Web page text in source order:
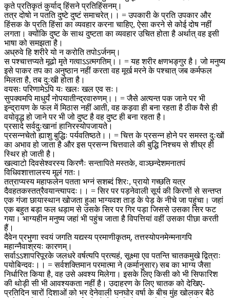
कृते प्रतिकृतं कुर्याद् हिंसने प्रतिहिंसनम्।
तत्र दोषो न पतति दुष्टे दुष्टं समाचरेत्।। = उपकारी के प्रति उपकार और
हिंसक के प्रति हिंसा का व्यवहार करना चाहिए, ऐसा करने से कोई दोष नहीं
लगता। क्योंकि दुष्ट के साथ दुष्टता का व्यवहार उचित होता है अर्थात् वह इसी
भाषा को समझता है।
अध्रुवे हि शरीरे यो न करोति तपोऽर्जनम्।
स पश्चात्तप्यते मूढो मृते गत्वाऽऽत्मगतिम्।। = यह शरीर क्षणभङ्गुर है। जो मनुष्य
इसे पाकर तप का अनुष्ठान नहीं करता वह मूर्ख मरने के पश्चात् जब कर्मफल
मिलता है, तब दुःखी होता है।
वयसः परिणामेऽपि यः खलः खल एव सः।
सुपक्वमपि माधुर्यं नोपयातीन्द्रवारुणम्।। = जैसे अत्यन्त पक जाने पर भी
इन्द्रायण के फल में मिठास नहीं आती, वह कड़वा ही बना रहता है ठीक वैसे ही
वयोवृद्ध हो जाने पर भी जो दुष्ट है वह दुष्ट ही बना रहता है।
प्रसादे सर्वदुःखानां हानिरस्योपजायते।
प्रसन्नचेतो ह्याशु बुद्धिः पर्यवतिष्ठते।। = चित्त के प्रसन्न होने पर समस्त दुःखों
का अभाव हो जाता है और इस प्रसन्न चित्तवाले की बुद्धि निश्चय से शीघ्र ही
स्थिर हो जाती है।
खल्वाटो दिवसेश्वरस्य किरणैः सन्तापिते मस्तके, वाञ्छन्देशमनातपं
विधिवशात्तालस्य मूलं गतः।
तत्राप्यस्य महाफलेन पतता भग्नं सशब्दं शिरः, प्रायो गच्छति यत्र
दैवहतकस्तत्रैवयान्त्यापदः।। = सिर पर पड़नेवाली सूर्य की किरणों से सन्तप्त
एक गंजा छायास्थान खोजता हुआ भाग्यवश ताड़ के पेड़ के नीचे जा पहुंचा। जहां
एक बहुत बड़ा फल धड़ाम से उसके सिर पर गिर पड़ा जिससे उसका सिर फट
गया। भाग्यहीन मनुष्य जहां भी पहुंच जाता है विपत्तियां वहीं उसका पीछा करती
हैं।
दैवेन प्रभुणा स्वयं जगति यद्यस्य प्रमाणीकृतम्, तत्तस्योपनमेन्मनागपि
महान्नैवाश्रयः कारणम्।
सर्वाऽऽशापरिपूरके जलधरे वर्षत्यपि प्रत्यहं, सूक्ष्मा एव पतन्ति चातकमुखे द्वित्राः
पयोबिन्दवः।। = सर्वशक्तिमान परमात्मा ने (कर्मानुसार) सब का भाग्य जैसा
निर्धारित किया है, वह उसे अवश्य मिलेगा। इसके लिए किसी को भी सिफारिश
की थोड़ी सी भी आवश्यकता नहीं है। उदाहरण के लिए चातक को देखिए-
प्रतिदिन चारों दिशाओं को भर देनेवाली घनघोर वर्षा के बीच मुंह खोलकर बैठे